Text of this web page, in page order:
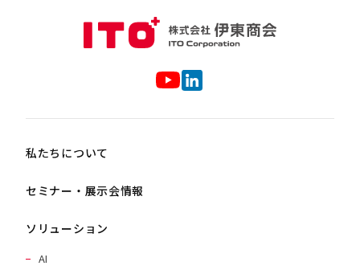
私たちについて
セミナー・展示会情報
ソリューション
AI